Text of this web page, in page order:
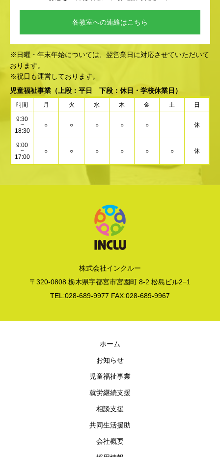
各教室への連絡はこちら
※日曜・年末年始については、翌営業日に対応させていただいて
おります。
※祝日も運営しております。
児童福祉事業 （上段：平日 下段：休日・学校休業日）
時間 月 火 水 木 金 土 日
9:30
~
18:30
○ ○ ○ ○ ○ 休
9:00
~
17:00
○ ○ ○ ○ ○ ○ 休
株式会社インクルー
〒320-0808 栃木県宇都宮市宮園町 8-2 松島ビル2−1
TEL:028-689-9977 FAX:028-689-9967
ホーム
お知らせ
児童福祉事業
就労継続支援
相談支援
共同生活援助
会社概要